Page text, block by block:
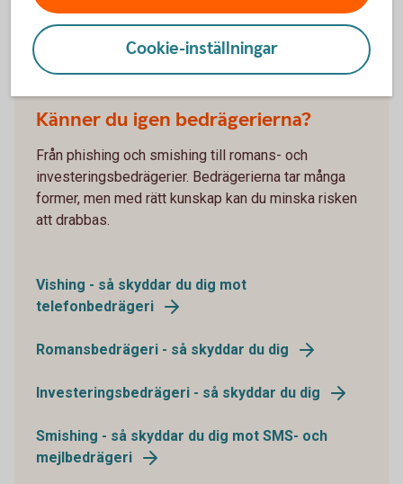
Vanliga bedrägerier och hur du
skyddar dig
Känner du igen bedrägerierna?
Från phishing och smishing till romans- och
investeringsbedrägerier. Bedrägerierna tar många
former, men med rätt kunskap kan du minska risken
att drabbas.
Vishing - så skyddar du dig mot
telefonbedrägeri
Romansbedrägeri - så skyddar du dig
Investeringsbedrägeri - så skyddar du dig
Smishing - så skyddar du dig mot SMS- och
mejlbedrägeri
Cookie-inställningar